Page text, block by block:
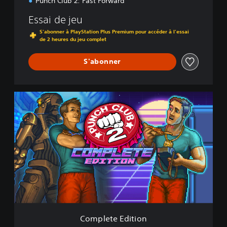
Essai de jeu
S'abonner à PlayStation Plus Premium pour accéder à l'essai
de 2 heures du jeu complet
S'abonner
C
o
m
p
l
e
t
e
E
d
i
t
Complete Edition